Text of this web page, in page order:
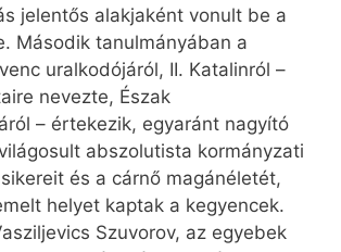
jelentős alakjaként vonult be a
Második tanulmányában a
uralkodójáról, II. Katalinról –
nevezte, Észak
– értekezik, egyaránt nagyító
abszolutista kormányzati
és a cárnő magánéletét,
helyet kaptak a kegyencek.
Szuvorov, az egyebek